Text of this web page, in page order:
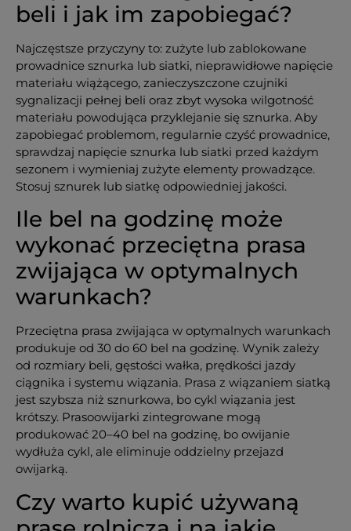
beli i jak im zapobiegać?
Najczęstsze przyczyny to: zużyte lub zablokowane
prowadnice sznurka lub siatki, nieprawidłowe napięcie
materiału wiążącego, zanieczyszczone czujniki
sygnalizacji pełnej beli oraz zbyt wysoka wilgotność
materiału powodująca przyklejanie się sznurka. Aby
zapobiegać problemom, regularnie czyść prowadnice,
sprawdzaj napięcie sznurka lub siatki przed każdym
sezonem i wymieniaj zużyte elementy prowadzące.
Stosuj sznurek lub siatkę odpowiedniej jakości.
Ile bel na godzinę może
wykonać przeciętna prasa
zwijająca w optymalnych
warunkach?
Przeciętna prasa zwijająca w optymalnych warunkach
produkuje od 30 do 60 bel na godzinę. Wynik zależy
od rozmiary beli, gęstości wałka, prędkości jazdy
ciągnika i systemu wiązania. Prasa z wiązaniem siatką
jest szybsza niż sznurkowa, bo cykl wiązania jest
krótszy. Prasoowijarki zintegrowane mogą
produkować 20–40 bel na godzinę, bo owijanie
wydłuża cykl, ale eliminuje oddzielny przejazd
owijarką.
Czy warto kupić używaną